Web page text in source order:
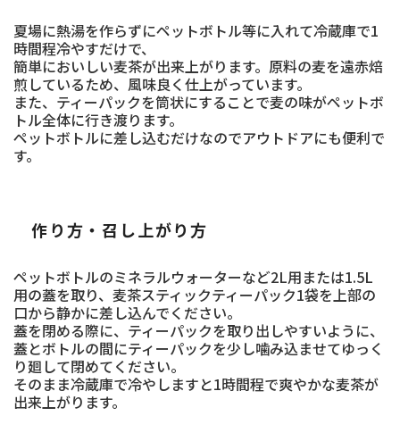
夏場に熱湯を作らずにペットボトル等に入れて冷蔵庫で1
時間程冷やすだけで、
簡単においしい麦茶が出来上がります。原料の麦を遠赤焙
煎しているため、風味良く仕上がっています。
また、ティーパックを筒状にすることで麦の味がペットボ
トル全体に行き渡ります。
ペットボトルに差し込むだけなのでアウトドアにも便利で
す。
作り方・召し上がり方
ペットボトルのミネラルウォーターなど2L用または1.5L
用の蓋を取り、麦茶スティックティーパック1袋を上部の
口から静かに差し込んでください。
蓋を閉める際に、ティーパックを取り出しやすいように、
蓋とボトルの間にティーパックを少し噛み込ませてゆっく
り廻して閉めてください。
そのまま冷蔵庫で冷やしますと1時間程で爽やかな麦茶が
出来上がります。